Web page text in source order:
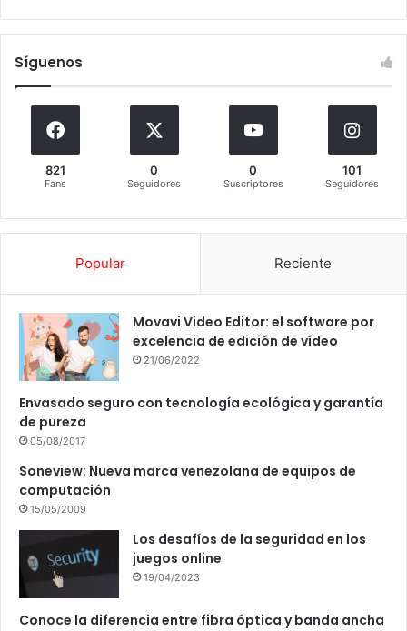
Síguenos
821
Fans
0
Seguidores
0
Suscriptores
101
Seguidores
Popular Reciente
Movavi Video Editor: el software por
excelencia de edición de vídeo
21/06/2022
Envasado seguro con tecnología ecológica y garantía
de pureza
05/08/2017
Soneview: Nueva marca venezolana de equipos de
computación
15/05/2009
Los desafíos de la seguridad en los
juegos online
19/04/2023
Conoce la diferencia entre fibra óptica y banda ancha